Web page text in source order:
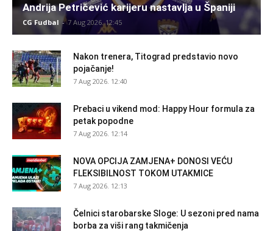
Andrija Petričević karijeru nastavlja u Španiji
CG Fudbal - 7 Aug 2026. 12:45
Nakon trenera, Titograd predstavio novo
pojačanje!
7 Aug 2026. 12:40
Prebaci u vikend mod: Happy Hour formula za
petak popodne
7 Aug 2026. 12:14
NOVA OPCIJA ZAMJENA+ DONOSI VEĆU
FLEKSIBILNOST TOKOM UTAKMICE
7 Aug 2026. 12:13
Čelnici starobarske Sloge: U sezoni pred nama
borba za viši rang takmičenja